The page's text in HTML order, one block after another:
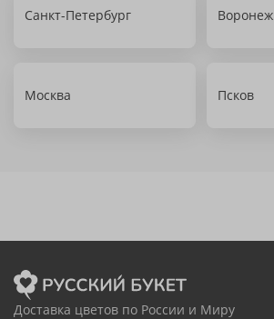
Санкт-Петербург Воронеж
Москва Псков
Доставка цветов по России и Миру